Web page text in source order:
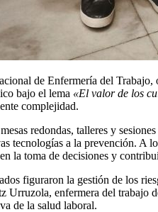
de Enfermería del Trabajo,
bajo el lema «El valor de los
complejidad.
redondas, talleres y
tecnologías a la prevención. A
la toma de decisiones y
figuraron la gestión de los
Urruzola, enfermera del
de la salud laboral.